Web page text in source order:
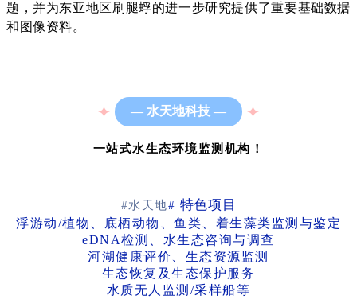
题，并为东亚地区刷腿蜉的进一步研究提供了重要基础数据
和图像资料。
— 水天地科技 —
一站式水生态环境监测机构！
#水天地# 特色项目
浮游动/植物、底栖动物、鱼类、着生藻类监测与鉴定
eDNA检测、水生态咨询与调查
河湖健康评价、 生态资源监测
生态恢复及生态保护服务
水质无人监测/采样船等